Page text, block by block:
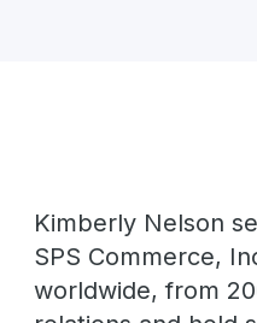
Kimberly Nelson
SPS Commerce,
worldwide, from